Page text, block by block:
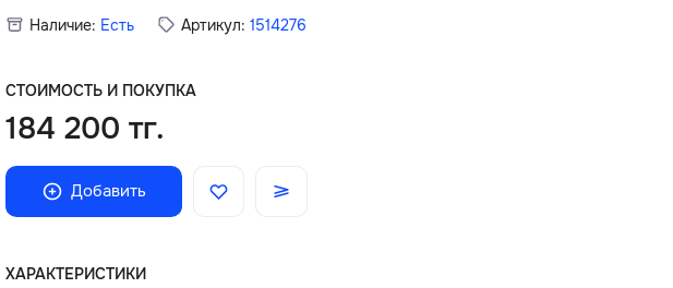
Наличие: Есть Артикул: 1514276
СТОИМОСТЬ И ПОКУПКА
184 200 тг.
Добавить
ХАРАКТЕРИСТИКИ